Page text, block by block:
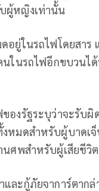
ผู้หญิงเท่านั้น
อยู่ในรถไฟโดยสาร
ในรถไฟอีกขบวนไ
องรัฐระบุว่าจะรับผิ
หมดสำหรับผู้บาดเ
นศพสำหรับผู้เสียชีวิต
ละกู้ภัยจาการ์ตากล่